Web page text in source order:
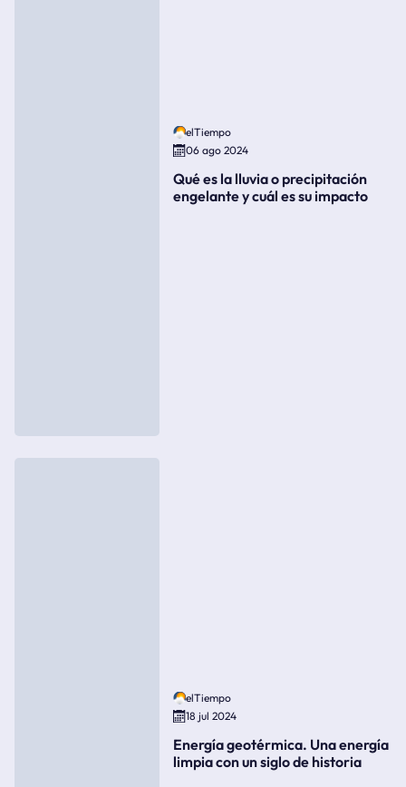
elTiempo
06 ago 2024
Qué es la lluvia o precipitación
engelante y cuál es su impacto
elTiempo
18 jul 2024
Energía geotérmica. Una energía
limpia con un siglo de historia